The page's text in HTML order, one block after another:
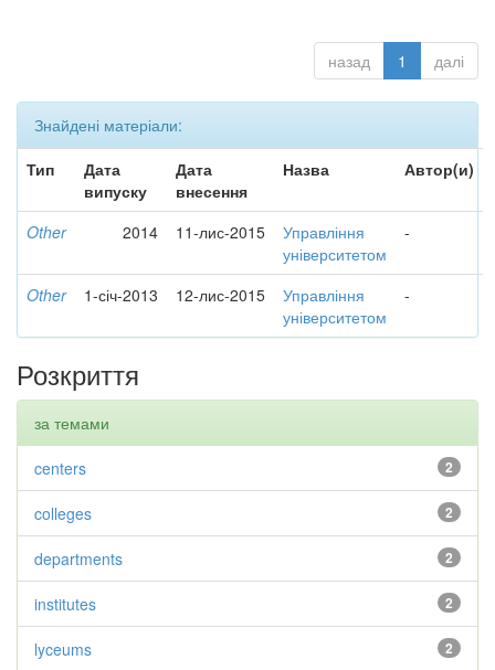
назад 1 далі
Знайдені матеріали:
Тип
Дата
випуску
Дата
внесення
Назва Автор(и)
Other 2014 11-лис-2015
Управління
університетом
-
Other 1-січ-2013 12-лис-2015
Управління
університетом
-
Розкриття
за темами
2
centers
2
colleges
2
departments
2
institutes
2
lyceums